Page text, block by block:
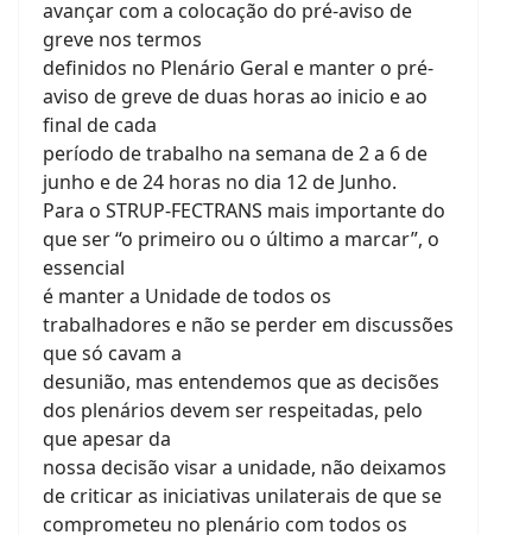
avançar com a colocação do pré-aviso de
greve nos termos
definidos no Plenário Geral e manter o pré-
aviso de greve de duas horas ao inicio e ao
final de cada
período de trabalho na semana de 2 a 6 de
junho e de 24 horas no dia 12 de Junho.
Para o STRUP-FECTRANS mais importante do
que ser “o primeiro ou o último a marcar”, o
essencial
é manter a Unidade de todos os
trabalhadores e não se perder em discussões
que só cavam a
desunião, mas entendemos que as decisões
dos plenários devem ser respeitadas, pelo
que apesar da
nossa decisão visar a unidade, não deixamos
de criticar as iniciativas unilaterais de que se
comprometeu no plenário com todos os